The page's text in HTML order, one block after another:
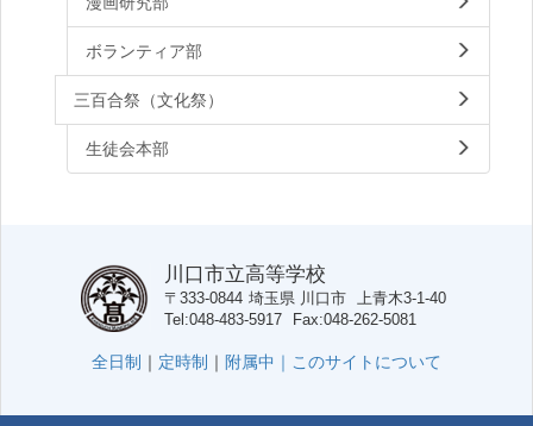
ボランティア部
三百合祭（文化祭）
生徒会本部
川口市立高等学校
〒333-0844 埼玉県 川口市 上青木3-1-40
Tel 048-483-5917 Fax 048-262-5081
全日制 ｜ 定時制 ｜ 附属中｜ このサイトについて